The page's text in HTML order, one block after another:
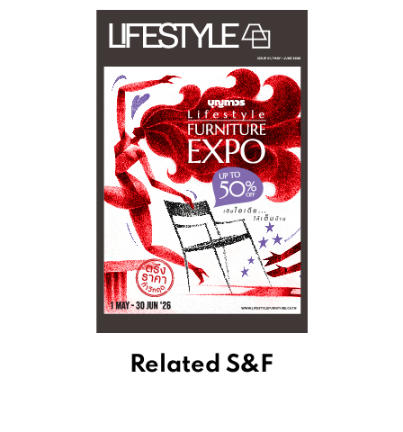
Related S&F